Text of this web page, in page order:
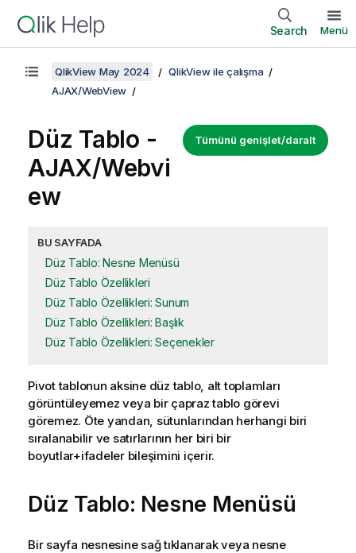
Search Menü
QlikView May 2024
QlikView ile çalışma
AJAX/WebView
Tümünü genişlet/daralt
Düz Tablo -
AJAX/Webvi
ew
BU SAYFADA
Düz Tablo: Nesne Menüsü
Düz Tablo Özellikleri
Düz Tablo Özellikleri: Sunum
Düz Tablo Özellikleri: Başlık
Düz Tablo Özellikleri: Seçenekler
Pivot tablonun aksine düz tablo, alt toplamları
görüntüleyemez veya bir çapraz tablo görevi
göremez. Öte yandan, sütunlarından herhangi biri
sıralanabilir ve satırlarının her biri bir
boyutlar+ifadeler bileşimini içerir.
Düz Tablo: Nesne Menüsü
Bir sayfa nesnesine sağ tıklanarak veya nesne